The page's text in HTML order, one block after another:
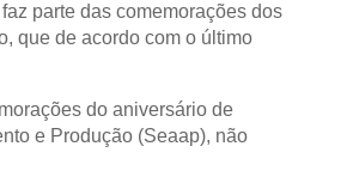
parte das comemorações dos
que de acordo com o último
do aniversário de
e Produção (Seaap), não